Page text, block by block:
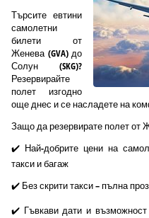
Търсите евтини
самолетни
билети от
Женева (GVA) до
Солун (SKG)?
Резервирайте
полет изгодно
още днес и се насладете на
Защо да резервирате полет от
✔️ Най-добрите цени на
такси и багаж
✔️ Без скрити такси – пълна
✔️ Гъвкави дати и възможност